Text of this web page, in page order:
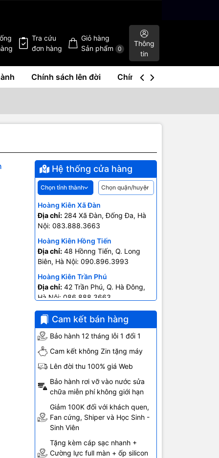
Tra cứu
đơn hàng
Giỏ hàng
Sản phẩm
0
Thông
tin
Chính sách lên đời Chính sách mua lại
Hệ thống cửa hàng
Hoàng Kiên Xã Đàn
Địa chỉ:284 Xã Đàn, Đống Đa, Hà
Nội: 083.888.3663
Hoàng Kiên Hồng Tiến
Địa chỉ:48 Hồnng Tiến, Q. Long
Biên, Hà Nội: 090.896.3993
Hoàng Kiên Trần Phú
Địa chỉ:42 Trần Phú, Q. Hà Đông,
Hà Nội: 086.888.3663
Hoàng Kiên Ngô Gia Tự
Địa chỉ:403 Ngô Gia Tự- P.2, Q.10
Hồ Chí Minh: 0707.678.707
Cam kết bán hàng
Bảo hành 12 tháng lỗi 1 đổi 1
Cam kết không Zin tặng máy
Lên đời thu 100% giá Web
Bảo hành rơi vỡ vào nước sửa
chữa miễn phí không giới hạn
Giảm 100K đối với khách quen,
Fan cứng, Shiper và Học Sinh -
Sinh Viên
Tặng kèm cáp sạc nhanh +
Cường lực full màn + ốp silicon
chói